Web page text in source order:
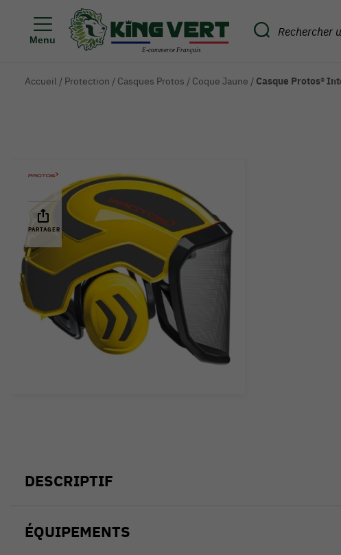
Menu
Accueil / Protection / Casques Protos / Coque Jaune / Casque Protos®
PARTAGER
DESCRIPTIF
ÉQUIPEMENTS